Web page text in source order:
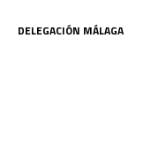
DELEGACIÓN MÁLAGA